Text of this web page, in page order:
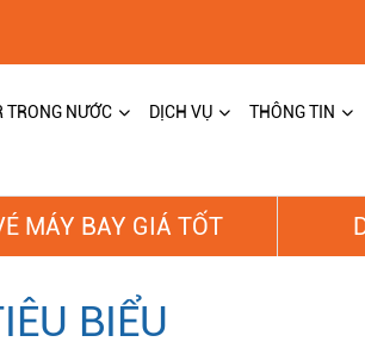
TRONG NƯỚC DỊCH VỤ THÔNG TIN
MÁY BAY GIÁ TỐT
BIỂU